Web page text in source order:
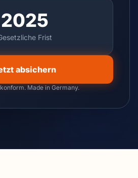
2025
Frist
absichern
Made in Germany.